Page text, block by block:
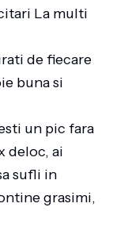
La multi
de fiecare
buna si
un pic fara
deloc, ai
sufli in
grasimi,